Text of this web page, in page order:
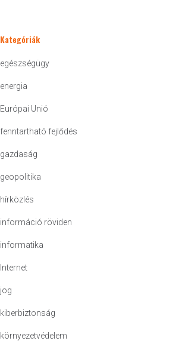
Kategóriák
egészségügy
energia
Európai Unió
fenntartható fejlődés
gazdaság
geopolitika
hírközlés
információ röviden
informatika
Internet
jog
kiberbiztonság
környezetvédelem